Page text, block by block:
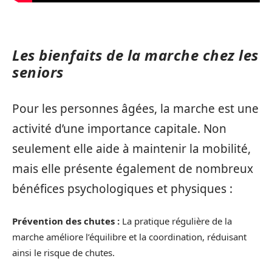
Les bienfaits de la marche chez les
seniors
Pour les personnes âgées, la marche est une
activité d’une importance capitale. Non
seulement elle aide à maintenir la mobilité,
mais elle présente également de nombreux
bénéfices psychologiques et physiques :
Prévention des chutes : La pratique régulière de la
marche améliore l’équilibre et la coordination, réduisant
ainsi le risque de chutes.